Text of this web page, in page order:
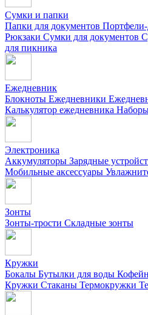
Сумки и папки
Папки для документов
Рюкзаки Сумки для документов
для пикника
Ежедневник
Блокноты Ежедневники
Калькулятор ежедневника
Электроника
Аккумуляторы Зарядные
Мобильные аксессуары
Зонты
Зонты-трости Складные зонты
Кружки
Бокалы Бутылки для воды
Кружки Стаканы Термокружки